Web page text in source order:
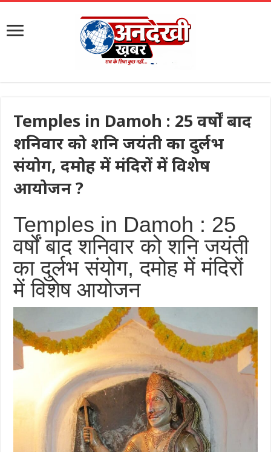
Temples in Damoh : 25 वर्षों बाद
शनिवार को शनि जयंती का दुर्लभ
संयोग, दमोह में मंदिरों में विशेष
आयोजन ?
Temples in Damoh : 25
वर्षों बाद शनिवार को शनि जयंती
का दुर्लभ संयोग, दमोह में मंदिरों
में विशेष आयोजन